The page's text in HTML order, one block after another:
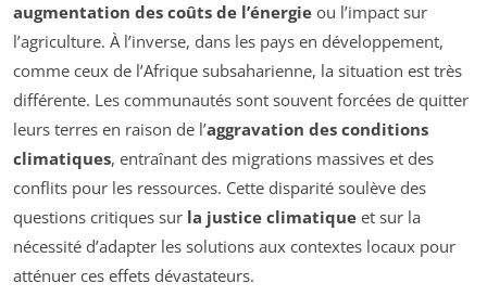
augmentation des coûts de l’énergie ou l’impact sur
l’agriculture. À l’inverse, dans les pays en développement,
comme ceux de l’Afrique subsaharienne, la situation est très
différente. Les communautés sont souvent forcées de quitter
leurs terres en raison de l’aggravation des conditions
climatiques, entraînant des migrations massives et des
conflits pour les ressources. Cette disparité soulève des
questions critiques sur la justice climatique et sur la
nécessité d’adapter les solutions aux contextes locaux pour
atténuer ces effets dévastateurs.